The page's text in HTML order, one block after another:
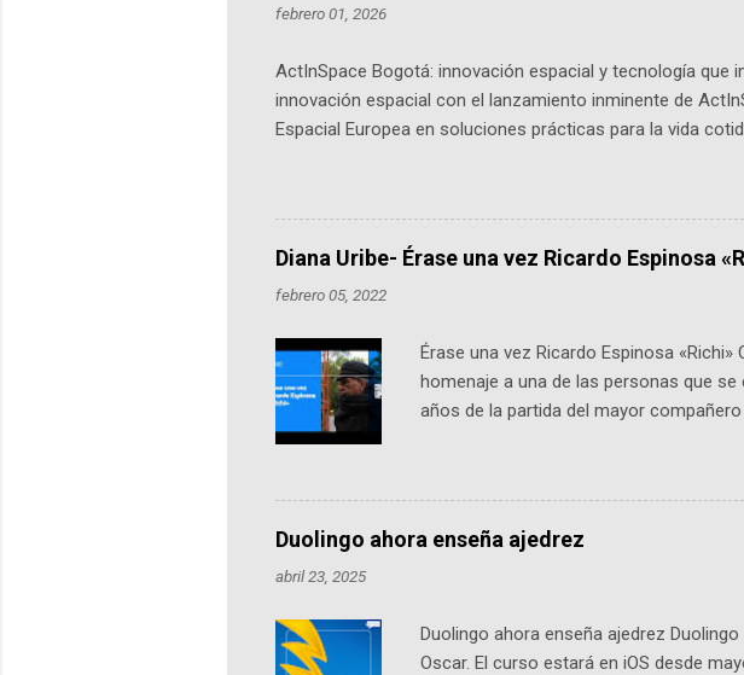
febrero 01, 2026
ActInSpace Bogotá: innovación espacial y tecnología
innovación espacial con el lanzamiento inminente de
Espacial Europea en soluciones prácticas para la vida
emprendedores y estudiantes. Qué es ActInSpace y por
más de 60 ciudades, donde participantes tienen 24
datos orbitales. En Bogotá, arranca con un evento gratuito
Diana Uribe- Érase una vez Ricardo Espinosa
febrero 05, 2022
Érase una vez Ricardo Espinosa
homenaje a una de las personas que
años de la partida del mayor
podcast, de dónde viene "la fuerza
nuestro protagonista: un personaje de
Notas del episodio: -La colección
pueden consultar en la Biblioteca Luis
Duolingo ahora enseña ajedrez
abril 23, 2025
Duolingo ahora enseña ajedrez
Oscar. El curso estará en iOS desde